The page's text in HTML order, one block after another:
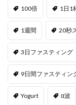
100倍 1日1
1週間 20秒
3日ファスティング
9日間ファスティン
Yogurt α波